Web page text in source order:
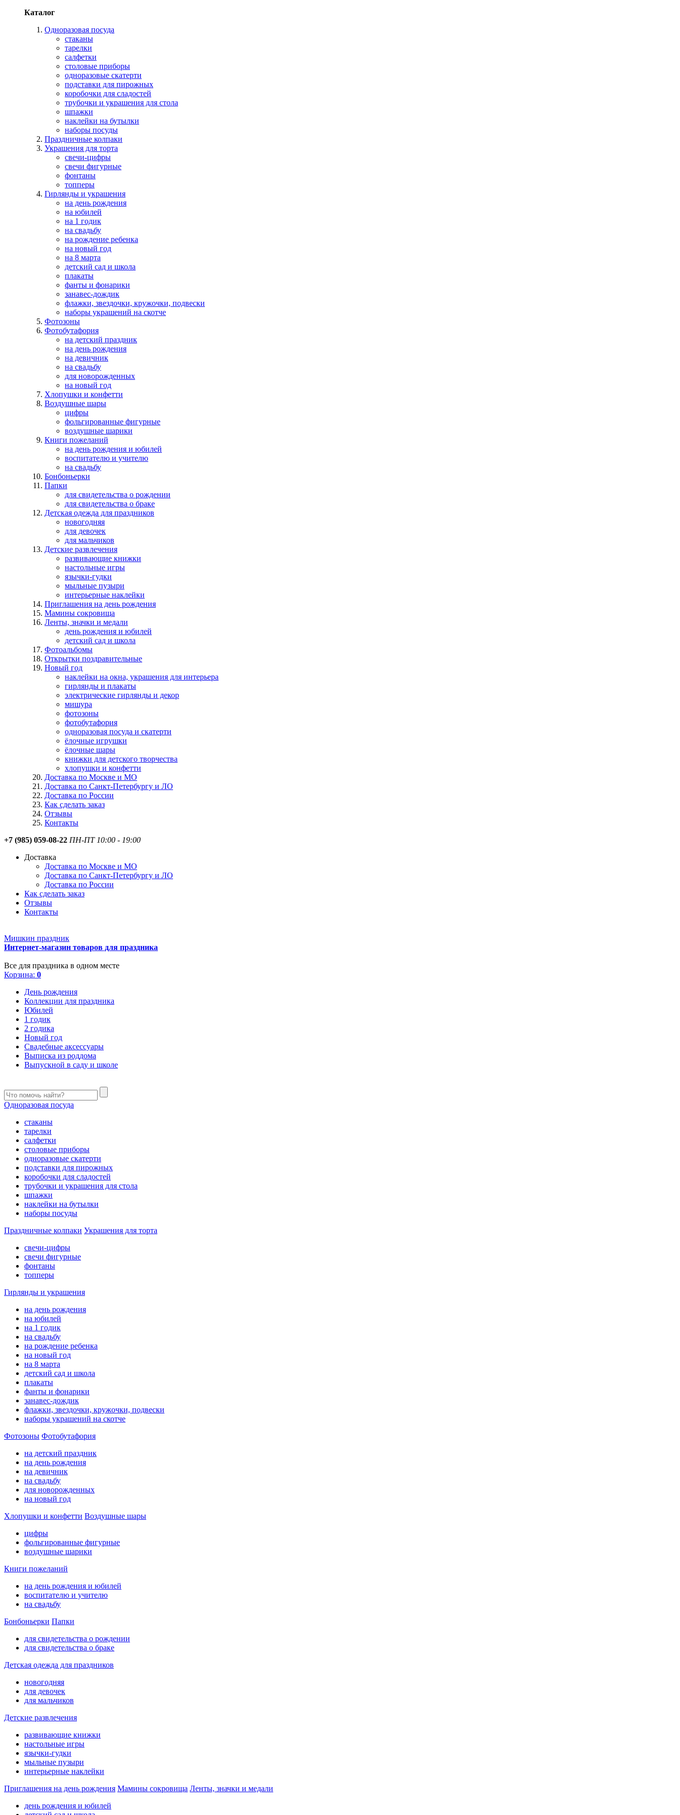
Каталог
Одноразовая посуда
стаканы
тарелки
салфетки
столовые приборы
одноразовые скатерти
подставки для пирожных
коробочки для сладостей
трубочки и украшения для стола
шпажки
наклейки на бутылки
наборы посуды
Праздничные колпаки
Украшения для торта
свечи-цифры
свечи фигурные
фонтаны
топперы
Гирлянды и украшения
на день рождения
на юбилей
на 1 годик
на свадьбу
на рождение ребенка
на новый год
на 8 марта
детский сад и школа
плакаты
фанты и фонарики
занавес-дождик
флажки, звездочки, кружочки, подвески
наборы украшений на скотче
Фотозоны
Фотобутафория
на детский праздник
на день рождения
на девичник
на свадьбу
для новорожденных
на новый год
Хлопушки и конфетти
Воздушные шары
цифры
фольгированные фигурные
воздушные шарики
Книги пожеланий
на день рождения и юбилей
воспитателю и учителю
на свадьбу
Бонбоньерки
Папки
для свидетельства о рождении
для свидетельства о браке
Детская одежда для праздников
новогодняя
для девочек
для мальчиков
Детские развлечения
развивающие книжки
настольные игры
язычки-гудки
мыльные пузыри
интерьерные наклейки
Приглашения на день рождения
Мамины сокровища
Ленты, значки и медали
день рождения и юбилей
детский сад и школа
Фотоальбомы
Открытки поздравительные
Новый год
наклейки на окна, украшения для интерьера
гирлянды и плакаты
электрические гирлянды и декор
мишура
фотозоны
фотобутафория
одноразовая посуда и скатерти
ёлочные игрушки
ёлочные шары
книжки для детского творчества
хлопушки и конфетти
Доставка по Москве и МО
Доставка по Санкт-Петербургу и ЛО
Доставка по России
Как сделать заказ
Отзывы
Контакты
+7 (985) 059-08-22 ПН-ПТ 10:00 - 19:00
Доставка
Доставка по Москве и МО
Доставка по Санкт-Петербургу и ЛО
Доставка по России
Как сделать заказ
Отзывы
Контакты
Мишкин праздник
Интернет-магазин товаров для праздника
Все для праздника в одном месте
Корзина: 0
День рождения
Коллекции для праздника
Юбилей
1 годик
2 годика
Новый год
Свадебные аксессуары
Выписка из роддома
Выпускной в саду и школе
Одноразовая посуда
стаканы
тарелки
салфетки
столовые приборы
одноразовые скатерти
подставки для пирожных
коробочки для сладостей
трубочки и украшения для стола
шпажки
наклейки на бутылки
наборы посуды
Праздничные колпаки Украшения для торта
свечи-цифры
свечи фигурные
фонтаны
топперы
Гирлянды и украшения
на день рождения
на юбилей
на 1 годик
на свадьбу
на рождение ребенка
на новый год
на 8 марта
детский сад и школа
плакаты
фанты и фонарики
занавес-дождик
флажки, звездочки, кружочки, подвески
наборы украшений на скотче
Фотозоны Фотобутафория
на детский праздник
на день рождения
на девичник
на свадьбу
для новорожденных
на новый год
Хлопушки и конфетти Воздушные шары
цифры
фольгированные фигурные
воздушные шарики
Книги пожеланий
на день рождения и юбилей
воспитателю и учителю
на свадьбу
Бонбоньерки Папки
для свидетельства о рождении
для свидетельства о браке
Детская одежда для праздников
новогодняя
для девочек
для мальчиков
Детские развлечения
развивающие книжки
настольные игры
язычки-гудки
мыльные пузыри
интерьерные наклейки
Приглашения на день рождения Мамины сокровища Ленты, значки и медали
день рождения и юбилей